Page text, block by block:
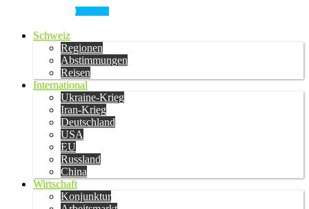
Schweiz
Regionen
Abstimmungen
Reisen
International
Ukraine-Krieg
Iran-Krieg
Deutschland
USA
EU
Russland
China
Wirtschaft
Konjunktur